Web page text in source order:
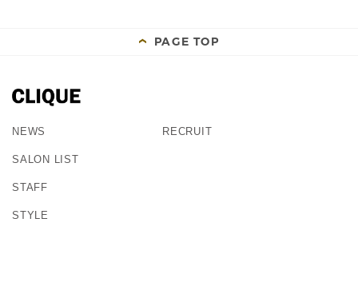
PAGE TOP
NEWS
SALON LIST
STAFF
STYLE
RECRUIT